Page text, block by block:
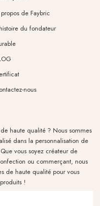
de Faybric
du fondateur
nous
haute qualité ? Nous sommes
dans la personnalisation de
vous soyez créateur de
ou commerçant, nous
de haute qualité pour vous
!